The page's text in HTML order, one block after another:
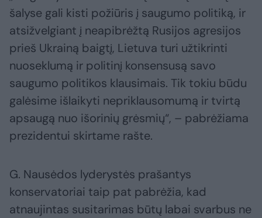
šalyse gali kisti požiūris į saugumo politiką, ir
atsižvelgiant į neapibrėžtą Rusijos agresijos
prieš Ukrainą baigtį, Lietuva turi užtikrinti
nuoseklumą ir politinį konsensusą savo
saugumo politikos klausimais. Tik tokiu būdu
galėsime išlaikyti nepriklausomumą ir tvirtą
apsaugą nuo išorinių grėsmių“, – pabrėžiama
prezidentui skirtame rašte.
G. Nausėdos lyderystės prašantys
konservatoriai taip pat pabrėžia, kad
atnaujintas susitarimas būtų labai svarbus ne